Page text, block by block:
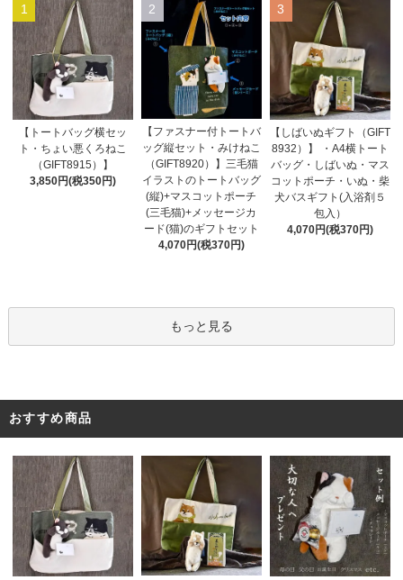
1
【トートバッグ横セッ
ト・ちょい悪くろねこ
（GIFT8915）】
3,850円(税350円)
2
【ファスナー付トートバ
ッグ縦セット・みけねこ
（GIFT8920）】三毛猫
イラストのトートバッグ
(縦)+マスコットポーチ
(三毛猫)+メッセージカ
ード(猫)のギフトセット
4,070円(税370円)
3
【しばいぬギフト（GIFT
8932）】 ・A4横トート
バッグ・しばいぬ・マス
コットポーチ・いぬ・柴
犬バスギフト(入浴剤５
包入）
4,070円(税370円)
もっと見る
おすすめ商品